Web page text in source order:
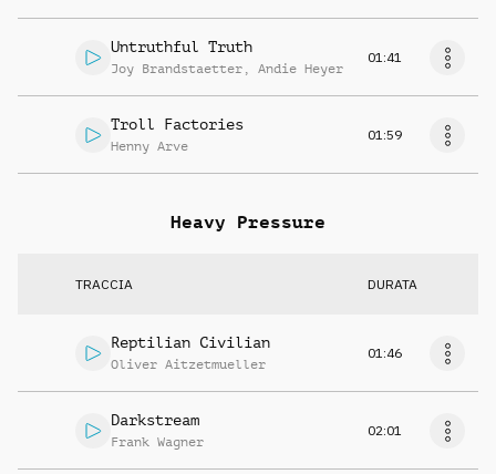
Untruthful Truth
Joy Brandstaetter , Andie Heyer
01:41
Troll Factories
Henny Arve
01:59
Heavy Pressure
TRACCIA DURATA
Reptilian Civilian
Oliver Aitzetmueller
01:46
Darkstream
Frank Wagner
02:01